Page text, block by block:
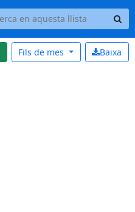
Baixa
Fils de mes